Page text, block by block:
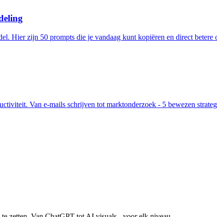
Hier zijn 50 prompts die je vandaag kunt kopiëren en direct betere
Van e-mails schrijven tot marktonderzoek - 5 bewezen